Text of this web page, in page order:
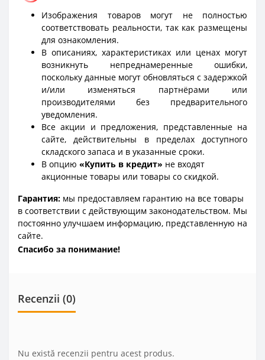
Изображения товаров могут не полностью
соответствовать реальности, так как размещены
для ознакомления.
В описаниях, характеристиках или ценах могут
возникнуть непреднамеренные ошибки,
поскольку данные могут обновляться с задержкой
и/или изменяться партнёрами или
производителями без предварительного
уведомления.
Все акции и предложения, представленные на
сайте, действительны в пределах доступного
складского запаса и в указанные сроки.
В опцию «Купить в кредит» не входят
акционные товары или товары со скидкой.
Гарантия: мы предоставляем гарантию на все товары
в соответствии с действующим законодательством. Мы
постоянно улучшаем информацию, представленную на
сайте.
Спасибо за понимание!
Recenzii (0)
Nu există recenzii pentru acest produs.